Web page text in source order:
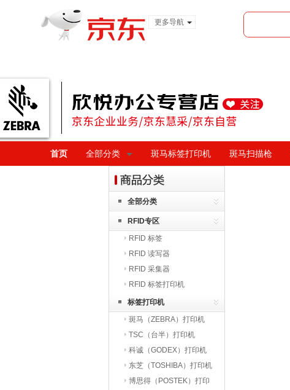
更多导航
首页 全部分类 斑马标签打印机 斑马扫描枪
全部分类
RFID专区
RFID 标签
RFID 读写器
RFID 采集器
RFID 标签打印机
标签打印机
斑马（ZEBRA）打印机
TSC（台半）打印机
科诚（GODEX）打印机
东芝（TOSHIBA）打印机
博思得（POSTEK）打印